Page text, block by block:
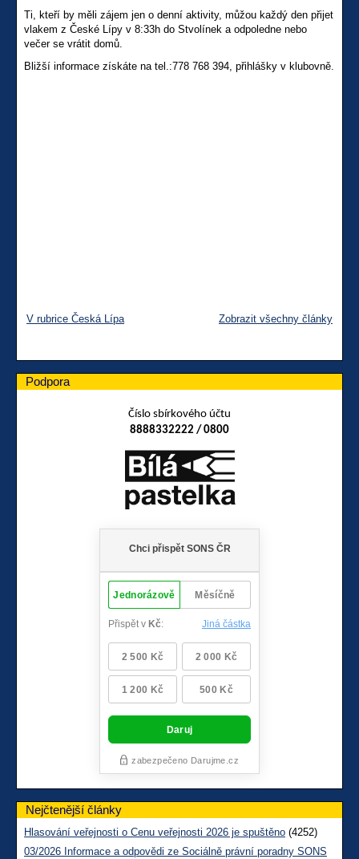
Ti, kteří by měli zájem jen o denní aktivity, můžou každý den přijet
vlakem z České Lípy v 8:33h do Stvolínek a odpoledne nebo
večer se vrátit domů.
Bližší informace získáte na tel.:778 768 394, přihlášky v klubovně.
V rubrice Česká Lípa Zobrazit všechny články
Podpora
Číslo sbírkového účtu
8888332222 / 0800
Nejčtenější články
Hlasování veřejnosti o Cenu veřejnosti 2026 je spuštěno (4252)
03/2026 Informace a odpovědi ze Sociálně právní poradny SONS